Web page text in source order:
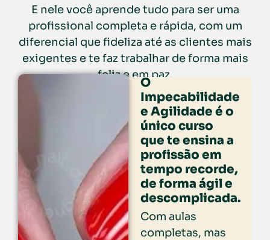
E nele você aprende tudo para ser uma
profissional completa e rápida, com um
diferencial que fideliza até as clientes mais
exigentes e te faz trabalhar de forma mais
feliz e em paz.
O
Impecabilidade
e Agilidade é o
único curso
que te ensina a
profissão em
tempo recorde,
de forma ágil e
descomplicada.
Com aulas
completas, mas